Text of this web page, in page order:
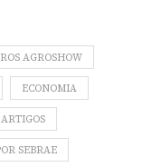
AGROSHOW
ECONOMIA
ARTIGOS
SEBRAE